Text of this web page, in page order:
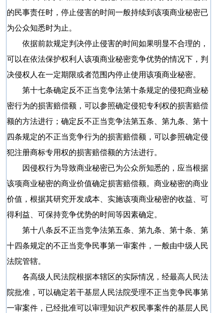
的民事责任时，停止侵害的时间一般持续到该项商业秘密已
为公众知悉时为止。
依据前款规定判决停止侵害的时间如果明显不合理的，
可以在依法保护权利人该项商业秘密竞争优势的情况下，判
决侵权人在一定期限或者范围内停止使用该项商业秘密。
第十七条确定反不正当竞争法第十条规定的侵犯商业秘
密行为的损害赔偿额，可以参照确定侵犯专利权的损害赔偿
额的方法进行；确定反不正当竞争法第五条、第九条、第十
四条规定的不正当竞争行为的损害赔偿额，可以参照确定侵
犯注册商标专用权的损害赔偿额的方法进行。
因侵权行为导致商业秘密已为公众所知悉的，应当根据
该项商业秘密的商业价值确定损害赔偿额。商业秘密的商业
价值，根据其研究开发成本、实施该项商业秘密的收益、可
得利益、可保持竞争优势的时间等因素确定。
第十八条反不正当竞争法第五条、第九条、第十条、第
十四条规定的不正当竞争民事第一审案件，一般由中级人民
法院管辖。
各高级人民法院根据本辖区的实际情况，经最高人民法
院批准，可以确定若干基层人民法院受理不正当竞争民事第
一审案件，已经批准可以审理知识产权民事案件的基层人民